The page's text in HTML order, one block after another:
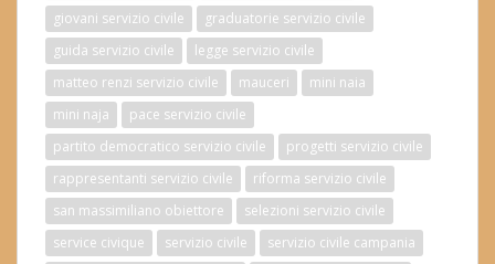
giovani servizio civile
graduatorie servizio civile
guida servizio civile
legge servizio civile
matteo renzi servizio civile
mauceri
mini naia
mini naja
pace servizio civile
partito democratico servizio civile
progetti servizio civile
rappresentanti servizio civile
riforma servizio civile
san massimiliano obiettore
selezioni servizio civile
service civique
servizio civile
servizio civile campania